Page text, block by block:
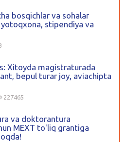
bosqichlar va sohalar
stipendiya va
Xitoyda magistraturada
bepul turar joy, aviachipta
227465
va doktorantura
MEXT toʻliq grantiga